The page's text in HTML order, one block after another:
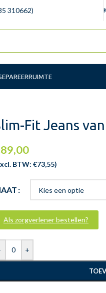
310662)
Fit Jeans
89,00
BTW: €73,55)
+
Als zorgverlener bestellen?